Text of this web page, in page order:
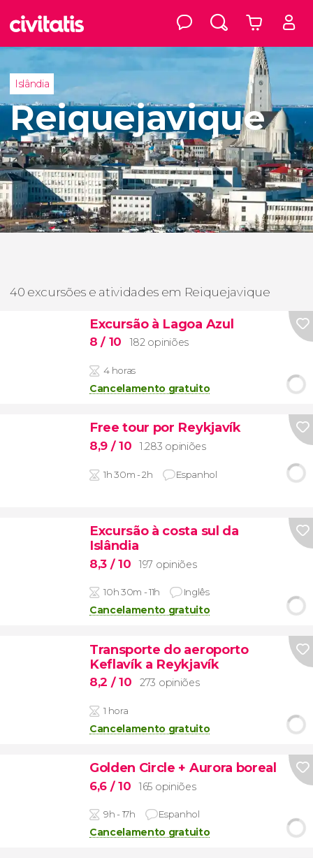
Islândia
Reiquejavique
40 excursões e atividades em Reiquejavique
Excursão à Lagoa Azul
8/ 10 182 opiniões
4 horas
Cancelamento gratuito
Free tour por Reykjavík
8,9 / 10 1.283 opiniões
1h 30m - 2h Espanhol
Excursão à costa sul da
Islândia
8,3 / 10 197 opiniões
10h 30m - 11h Inglês
Cancelamento gratuito
Transporte do aeroporto
Keflavík a Reykjavík
8,2 / 10 273 opiniões
1 hora
Cancelamento gratuito
Golden Circle + Aurora boreal
6,6 / 10 165 opiniões
9h - 17h Espanhol
Cancelamento gratuito